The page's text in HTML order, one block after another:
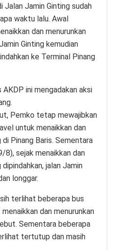
Jalan Jamin Ginting sudah
waktu lalu. Awal
dan menurunkan
Ginting kemudian
ke Terminal Pinang
ini mengadakan aksi
Pemko tetap mewajibkan
untuk menaikkan dan
Pinang Baris. Sementara
8), sejak menaikkan dan
jalan Jamin
longgar.
terlihat beberapa bus
dan menurunkan
Sementara beberapa
tertutup dan masih